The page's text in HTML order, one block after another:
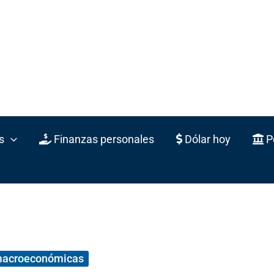
Finanzas personales Dólar hoy